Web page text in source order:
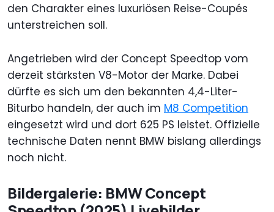
den Charakter eines luxuriösen Reise-Coupés
unterstreichen soll.
Angetrieben wird der Concept Speedtop vom
derzeit stärksten V8-Motor der Marke. Dabei
dürfte es sich um den bekannten 4,4-Liter-
Biturbo handeln, der auch im M8 Competition
eingesetzt wird und dort 625 PS leistet. Offizielle
technische Daten nennt BMW bislang allerdings
noch nicht.
Bildergalerie: BMW Concept